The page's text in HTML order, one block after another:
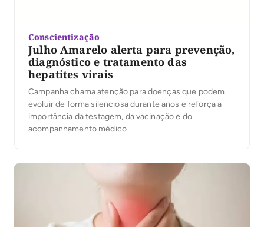
Conscientização
Julho Amarelo alerta para prevenção,
diagnóstico e tratamento das
hepatites virais
Campanha chama atenção para doenças que podem
evoluir de forma silenciosa durante anos e reforça a
importância da testagem, da vacinação e do
acompanhamento médico